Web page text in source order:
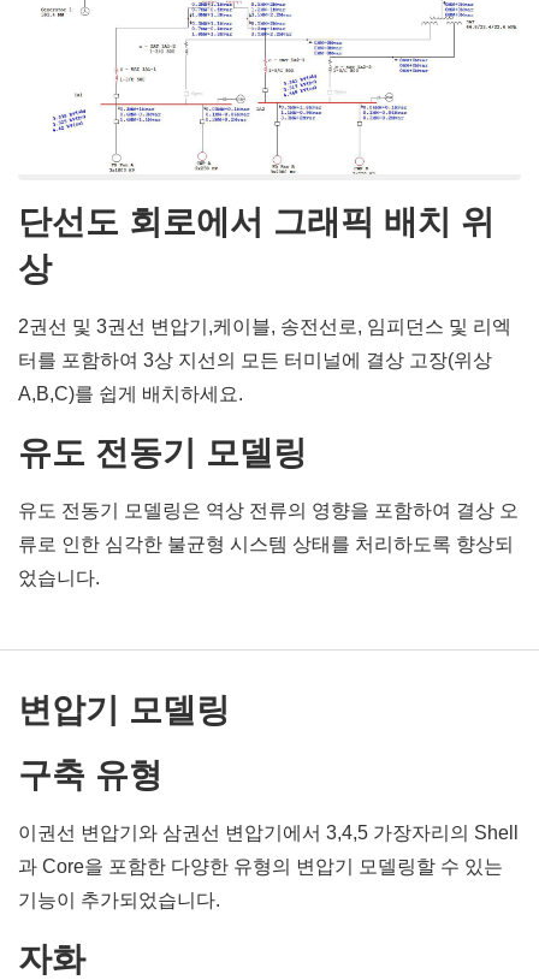
단선도 회로에서 그래픽 배치 위
상
2권선 및 3권선 변압기,케이블, 송전선로, 임피던스 및 리엑
터를 포함하여 3상 지선의 모든 터미널에 결상 고장(위상
A,B,C)를 쉽게 배치하세요.
유도 전동기 모델링
유도 전동기 모델링은 역상 전류의 영향을 포함하여 결상 오
류로 인한 심각한 불균형 시스템 상태를 처리하도록 향상되
었습니다.
변압기 모델링
구축 유형
이권선 변압기와 삼권선 변압기에서 3,4,5 가장자리의 Shell
과 Core을 포함한 다양한 유형의 변압기 모델링할 수 있는
기능이 추가되었습니다.
자화